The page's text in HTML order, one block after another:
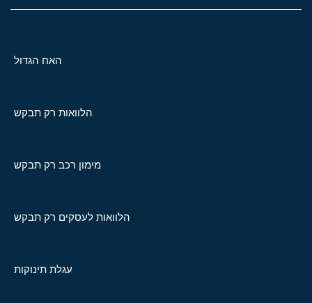
האח הגדול
הלוואות רק תבקש
מימון רכב רק תבקש
הלוואות לעסקים רק תבקש
עגלת תינוקות